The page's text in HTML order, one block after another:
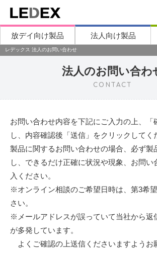
放デイ向け製品 法人向け製品
レデックス 法人のお問い合わせ
法人のお問い合わ
CONTACT
お問い合わせ内容を下記にご入力の上、「
し、内容確認後「送信」をクリックしてく
製品に関するお問い合わせの場合、必ず製
し、できるだけ正確に状況や現象、お問い
入ください。
※オンライン相談のご希望日時は、第3希
さい。
※メールアドレスが誤っていて当社から返
が多発しています。
よくご確認の上送信くださいますようお